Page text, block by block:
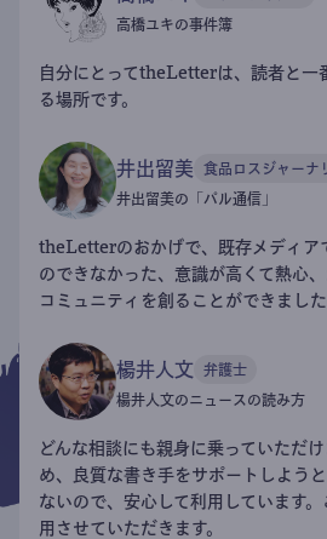
高橋ユキの事件簿
自分にとってtheLetterは、読者と一
る場所です。
井出留美 食品ロスジャーナ
井出留美の「パル通信」
theLetterのおかげで、既存メディア
のできなかった、意識が高くて熱心
コミュニティを創ることができました
楊井人文 弁護士
楊井人文のニュースの読み方
どんな相談にも親身に乗っていただ
め、良質な書き手をサポートしよう
ないので、安心して利用しています
用させていただきます。